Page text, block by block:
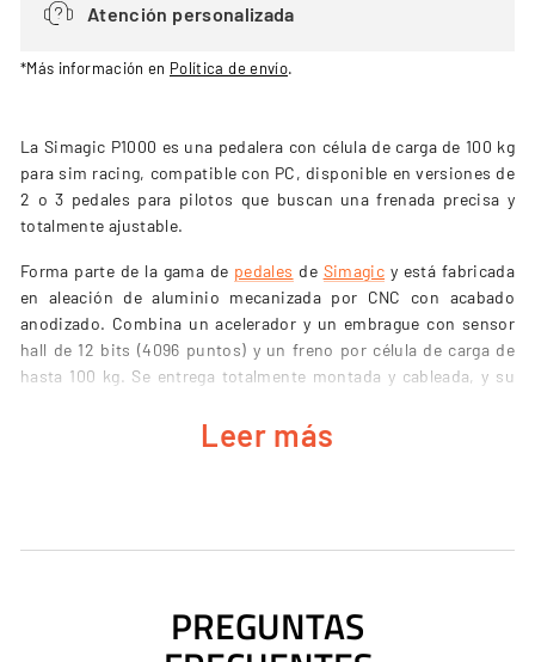
Atención personalizada
*Más información en Política de envío.
La Simagic P1000 es una pedalera con célula de carga de 100 kg
para sim racing, compatible con PC, disponible en versiones de
2 o 3 pedales para pilotos que buscan una frenada precisa y
totalmente ajustable.
Forma parte de la gama de pedales de Simagic y está fabricada
en aleación de aluminio mecanizada por CNC con acabado
anodizado. Combina un acelerador y un embrague con sensor
hall de 12 bits (4096 puntos) y un freno por célula de carga de
hasta 100 kg. Se entrega totalmente montada y cableada, y su
Acelerador y embrague con sensor hall de 12 bits (4096
Leer más
PREGUNTAS